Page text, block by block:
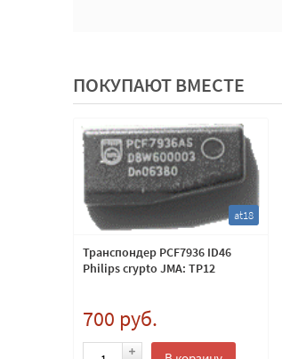
ПОКУПАЮТ ВМЕСТЕ
at18
Транспондер PCF7936 ID46
Philips crypto JMA: TP12
700 руб.